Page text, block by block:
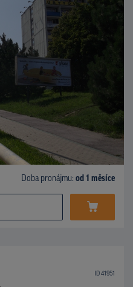
Doba pronájmu: od 1 měsíce
ID 41951